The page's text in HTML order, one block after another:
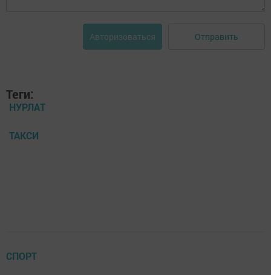
Авторизоваться Отправить
Теги:
НУРЛАТ
ТАКСИ
СПОРТ